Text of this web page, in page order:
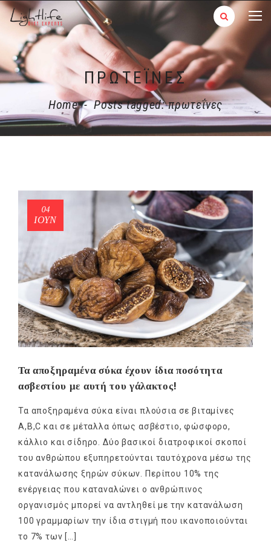
ΠΡΩΤΕΪ́ΝΕΣ
Home - Posts tagged: πρωτεΐνες
04
ΙΟΎΝ
Τα αποξηραμένα σύκα έχουν ίδια ποσότητα
ασβεστίου με αυτή του γάλακτος!
Τα αποξηραμένα σύκα είναι πλούσια σε βιταμίνες
A,B,C και σε μέταλλα όπως ασβέστιο, φώσφορο,
κάλλιο και σίδηρο. Δύο βασικοί διατροφικοί σκοποί
του ανθρώπου εξυπηρετούνται ταυτόχρονα μέσω της
κατανάλωσης ξηρών σύκων. Περίπου 10% της
ενέργειας που καταναλώνει ο ανθρώπινος
οργανισμός μπορεί να αντληθεί με την κατανάλωση
100 γραμμαρίων την ίδια στιγμή που ικανοποιούνται
το 7% των […]